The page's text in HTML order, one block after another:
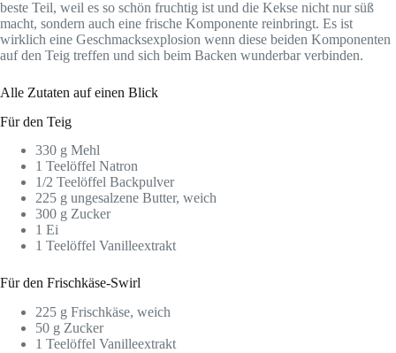
beste Teil, weil es so schön fruchtig ist und die Kekse nicht nur süß
macht, sondern auch eine frische Komponente reinbringt. Es ist
wirklich eine Geschmacksexplosion wenn diese beiden Komponenten
auf den Teig treffen und sich beim Backen wunderbar verbinden.
Alle Zutaten auf einen Blick
Für den Teig
330 g Mehl
1 Teelöffel Natron
1/2 Teelöffel Backpulver
225 g ungesalzene Butter, weich
300 g Zucker
1 Ei
1 Teelöffel Vanilleextrakt
Für den Frischkäse-Swirl
225 g Frischkäse, weich
50 g Zucker
1 Teelöffel Vanilleextrakt